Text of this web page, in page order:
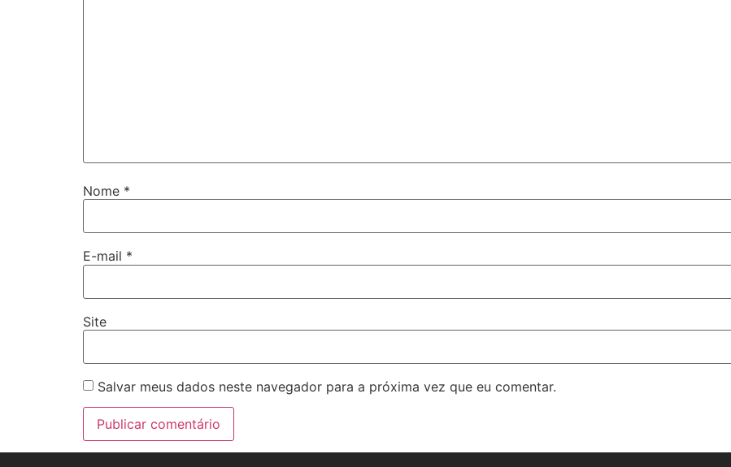
Nome *
E-mail *
Site
Salvar meus dados neste navegador para a próxima vez que eu comentar.